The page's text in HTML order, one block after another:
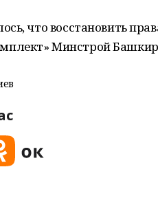
что восстановить
Минстрой